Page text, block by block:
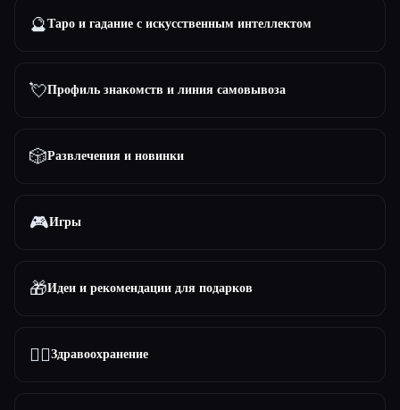
О нас
Esc
🔮Таро и гадание с искусственным интеллектом
💘Профиль знакомств и линия самовывоза
🎲Развлечения и новинки
🎮Игры
🎁Идеи и рекомендации для подарков
👩‍⚕️Здравоохранение